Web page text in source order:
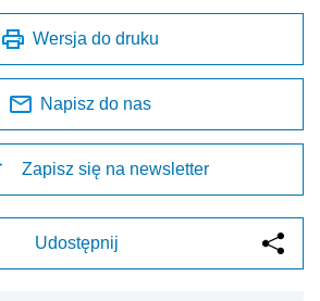
Wersja do druku
Napisz do nas
Zapisz się na newsletter
Udostępnij